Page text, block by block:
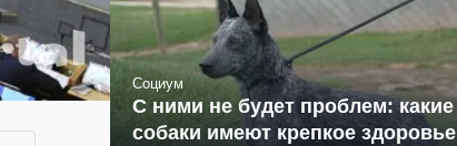
Социум
С ними не будет проблем: какие
собаки имеют крепкое здоровье